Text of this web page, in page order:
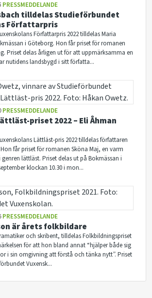
PRESSMEDDELANDE
tilldelas Studieförbundet
Författarpris
Författarpris 2022 tilldelas Maria
i Göteborg. Hon får priset för romanen
Priset delas årligen ut för att uppmärksamma en
nutidens landsbygd i sitt författa...
PRESSMEDDELANDE
priset 2022 – Eli Åhman
Lättläst-pris 2022 tilldelas författaren
får priset för romanen Sköna Maj, en varm
genren lättläst. Priset delas ut på Bokmässan i
klockan 10.30 i mon...
PRESSMEDDELANDE
är årets folkbildare
och skribent, tilldelas Folkbildningspriset
för att hon bland annat “hjälper både sig
i sin omgivning att förstå och tänka nytt”. Priset
Vuxensk...